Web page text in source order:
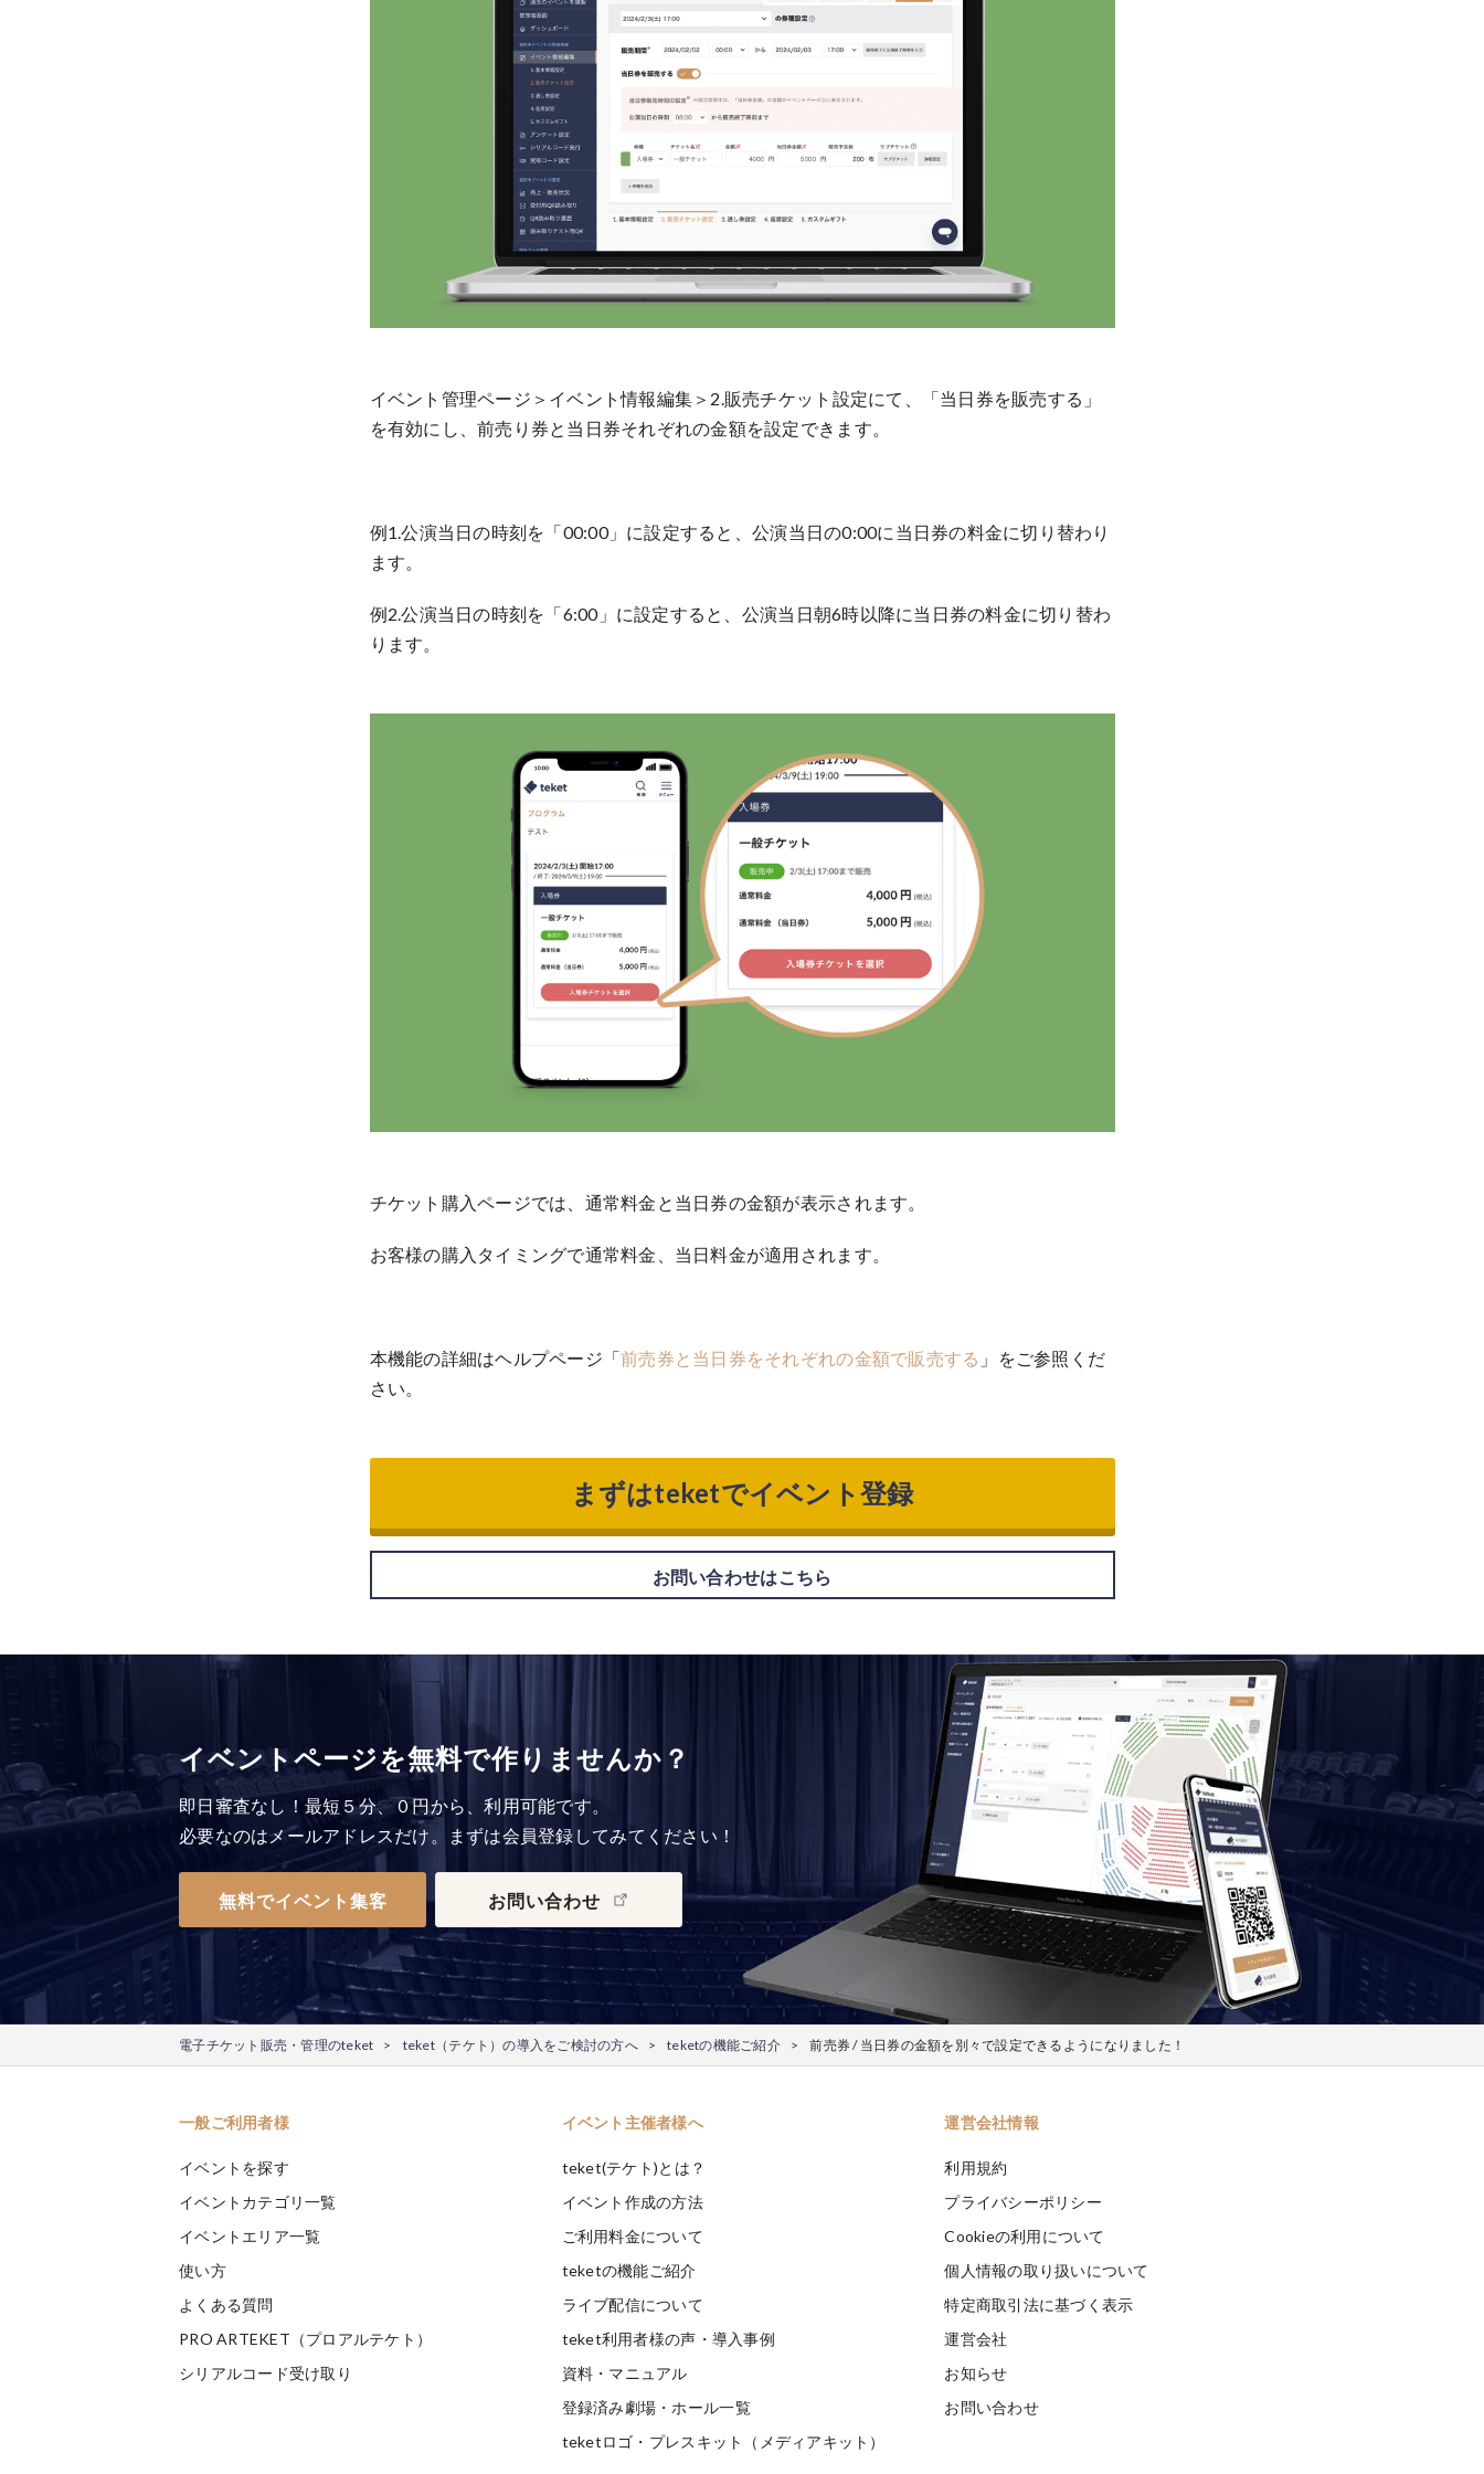
イベント管理ページ＞イベント情報編集＞2.販売チケット設定にて、
「当日券を販売する」
を有効にし、前売り券と当日券それぞれの金額を設定できます。
例1.公演当日の時刻を「00:00」に設定すると、公演当日の0:00に当日券の料金に切り替わり
ます。
例2.公演当日の時刻を「6:00」に設定すると、公演当日朝6時以降に当日券の料金に切り替わ
ります。
チケット購入ページでは、通常料金と当日券の金額が表示されます。
お客様の購入タイミングで通常料金、当日料金が適用されます。
本機能の詳細はヘルプページ「前売券と当日券をそれぞれの金額で販売する 」をご参照くだ
さい。
まずはteketでイベント登録
お問い合わせはこちら
イベントページを無料で作りませんか？
即日審査なし！ 最短５分、０円から、利用可能です。
必要なのはメールアドレスだけ。まずは会員登録してみてください！
無料でイベント集客 お問い合わせ
電子チケット販売・管理のteket teket（テケト）の導入をご検討の方へ teketの機能ご紹介 前売券 / 当日券の金額を別々で設定できるようになりました！
一般ご利用者様
イベントを探す
イベントカテゴリ一覧
イベントエリア一覧
使い方
よくある質問
PRO ARTEKET（プロアルテケト）
シリアルコード受け取り
イベント主催者様へ
teket(テケト)とは？
イベント作成の方法
ご利用料金について
teketの機能ご紹介
ライブ配信について
teket利用者様の声・導入事例
資料・マニュアル
登録済み劇場・ホール一覧
teketロゴ・プレスキット（メディアキット）
運営会社情報
利用規約
プライバシーポリシー
Cookieの利用について
個人情報の取り扱いについて
特定商取引法に基づく表示
運営会社
お知らせ
お問い合わせ